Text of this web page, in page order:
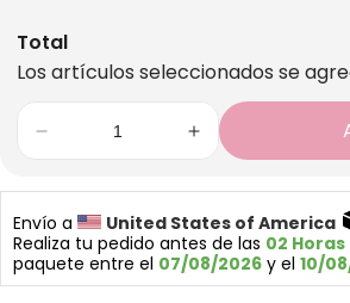
Total
Los artículos seleccionados se
Envío a
United States of America
Realiza tu pedido antes de las 02
paquete entre el 07/08/2026 y el 10/